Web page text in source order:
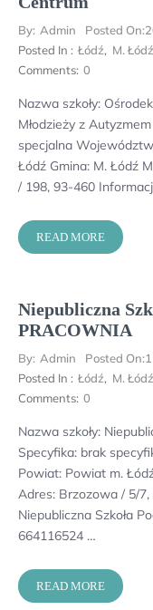
By: Admin Posted On:
Posted In : Łódź, M. Łódź
Comments: 0
Nazwa szkoły:
Młodzieży z
specjalna
Łódź Gmina: M. Łódź
/ 198, 93-460
READ MORE
Niepubliczna
PRACOWNIA
By: Admin Posted On:
Posted In : Łódź, M. Łódź
Comments: 0
Nazwa szkoły:
Specyfika: brak
Powiat: Powiat m.
Adres: Brzozowa / 5/
Niepubliczna Szkoła
664116524 …
READ MORE